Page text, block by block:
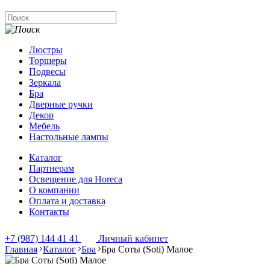
Люстры
Торшеры
Подвесы
Зеркала
Бра
Дверные ручки
Декор
Мебель
Настольные лампы
Каталог
Партнерам
Освещение для Horeca
О компании
Оплата и доставка
Контакты
+7 (987) 144 41 41
Личный кабинет
Главная Каталог Бра Бра Соты (Soti) Малое